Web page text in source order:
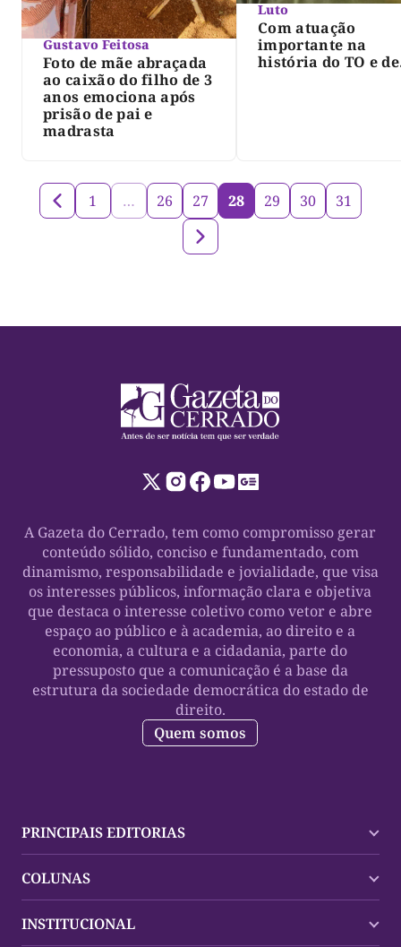
Gustavo Feitosa
Foto de mãe abraçada
ao caixão do filho de 3
anos emociona após
prisão de pai e
madrasta
Luto
Com atuação
importante na
história do TO e de
1 … 26 27 28 29 30 31
A Gazeta do Cerrado, tem como compromisso gerar
conteúdo sólido, conciso e fundamentado, com
dinamismo, responsabilidade e jovialidade, que visa
os interesses públicos, informação clara e objetiva
que destaca o interesse coletivo como vetor e abre
espaço ao público e à academia, ao direito e a
economia, a cultura e a cidadania, parte do
pressuposto que a comunicação é a base da
estrutura da sociedade democrática do estado de
direito.
Quem somos
PRINCIPAIS EDITORIAS
Palmas
Mundo
COLUNAS
Policial
INSTITUCIONAL